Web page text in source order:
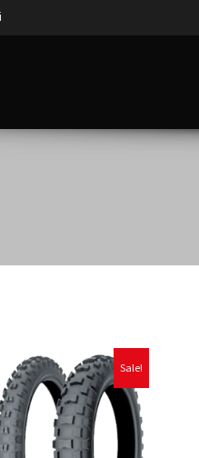
Sale!